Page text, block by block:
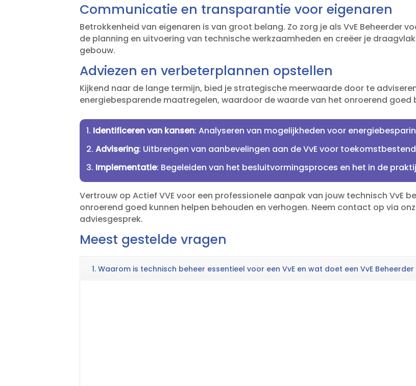
Communicatie en transparantie voor eigenaren
Betrokkenheid van eigenaren is van groot belang.​ Zo zorg je als VvE Beheerder
de planning en uitvoering van technische werkzaamheden en creëer je
gebouw.​
Adviezen en verbeterplannen opstellen
Kijkend naar de lange termijn, bied je strategische meerwaarde door te
energiebesparende maatregelen, waardoor de waarde van het onroerend
Identificeren van kansen: Analyseren van mogelijkheden voor
Advisering: Uitbrengen van aanbevelingen aan de VvE voor
Implementatie: Begeleiden van het besluitvormingsproces en het in de
Vertrouw op Actief VVE voor een professionele aanpak van jouw technisch VvE
onroerend goed kunnen helpen behouden en verhogen.​ Neem contact op via
adviesgesprek.​
Meest gestelde vragen
1. Waarom is technisch beheer essentieel voor een VvE en wat doet een VvE Beheerder